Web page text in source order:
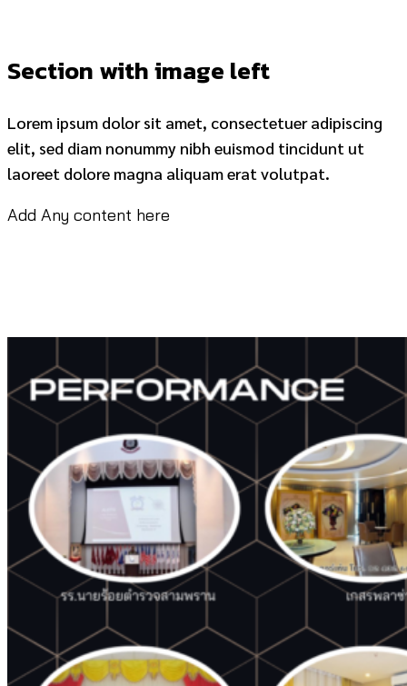
Section with image left
Lorem ipsum dolor sit amet, consectetuer adipiscing
elit, sed diam nonummy nibh euismod tincidunt ut
laoreet dolore magna aliquam erat volutpat.
Add Any content here